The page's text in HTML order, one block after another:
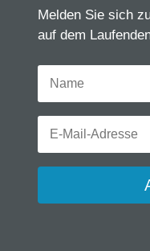
Melden Sie sich
auf dem